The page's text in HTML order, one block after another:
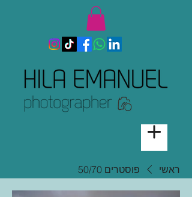
ראשי פוסטרים 50/70